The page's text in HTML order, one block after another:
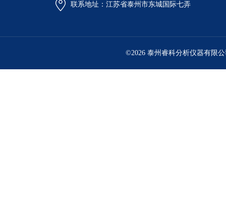
联系地址：江苏省泰州市东城国际七弄
©2026 泰州睿科分析仪器有限